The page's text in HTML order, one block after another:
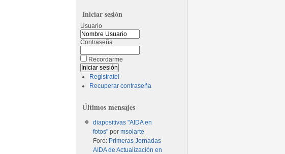
Iniciar sesión
Usuario
Contraseña
Recordarme
Registrate!
Recuperar contraseña
Últimos mensajes
diapositivas "AIDA en
fotos" pormsolarte
Foro: Primeras Jornadas
AIDA de Actualización en